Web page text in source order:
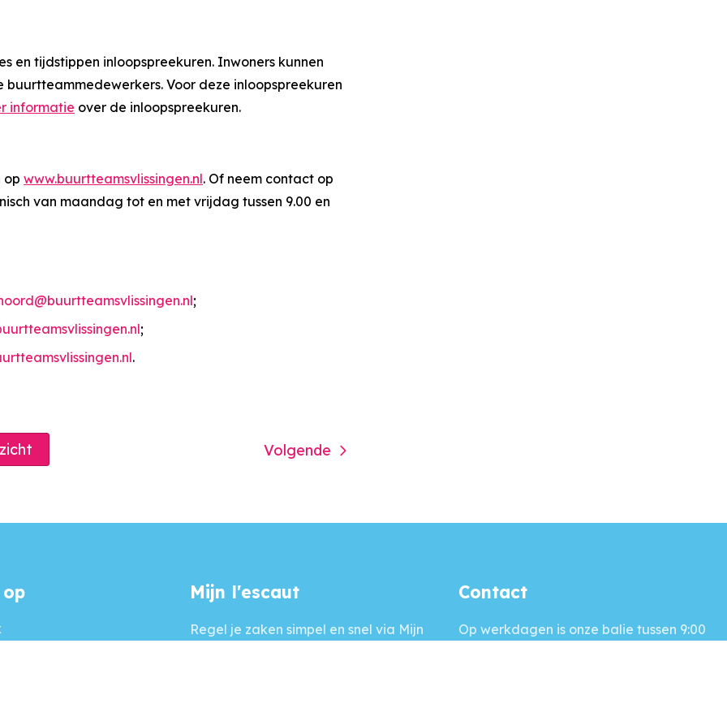
en tijdstippen inloopspreekuren. Inwoners kunnen
Voor deze inloopspreekuren
informatie over de inloopspreekuren.
op www.buurtteamsvlissingen.nl. Of neem contact op
van maandag tot en met vrijdag tussen 9.00 en
;
;
.
Volgende
op Mijn l'escaut
Regel je zaken simpel en snel via Mijn
Contact
Op werkdagen is onze balie tussen 9:00